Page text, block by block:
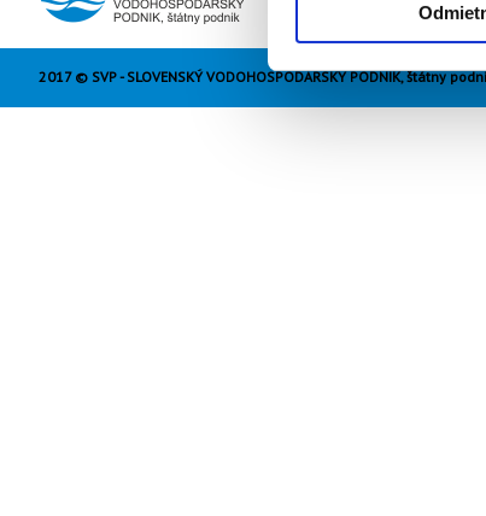
2017 © SVP - SLOVENSKÝ VODOHOSPODÁRSKY PODNIK, štátny